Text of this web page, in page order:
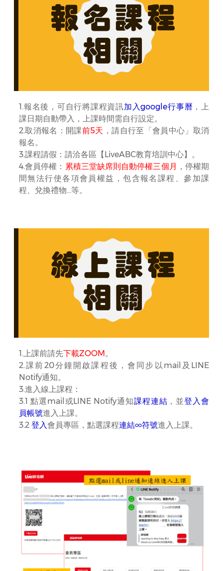
1.報名後，可自行將課程資訊加入google行事曆 ，上
課日期自動帶入，上課時間需自行設定。
2.取消報名：開課前5天 ，請自行至「會員中心」取消
報名。
3.課程請假：請洽各區【LiveABC教育培訓中心】。
4.會員停權： 累積三堂缺席則自動停權三個月 ，停權期
間無法行使各項會員權益，包含報名課程、參加課
程、兌換禮物…等。
1.上課前請先下載ZOOM。
2.課前20分鐘開啟課程後，會同步以mail及LINE
Notify通知。
3.進入線上課程：
3.1 點選mail或LINE Notify通知課程連結 ，並登入會
員帳號進入上課。
3.2 登入會員專區，點選課程連結∞符號進入上課。